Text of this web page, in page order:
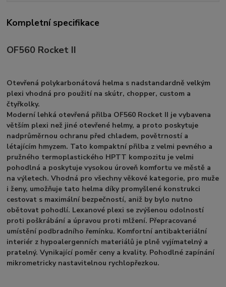
Kompletní specifikace
OF560 Rocket II
Otevřená polykarbonátová helma s nadstandardně velkým
plexi vhodná pro použití na skútr, chopper, custom a
čtyřkolky.
Moderní lehká otevřená přilba OF560 Rocket II je vybavena
větším plexi než jiné otevřené helmy, a proto poskytuje
nadprůměrnou ochranu před chladem, povětrností a
létajícím hmyzem. Tato kompaktní přilba z velmi pevného a
pružného termoplastického HPTT kompozitu je velmi
pohodlná a poskytuje vysokou úroveň komfortu ve městě a
na výletech. Vhodná pro všechny věkové kategorie, pro muže
i ženy, umožňuje tato helma díky promyšlené konstrukci
cestovat s maximální bezpečností, aniž by bylo nutno
obětovat pohodlí. Lexanové plexi se zvýšenou odolností
proti poškrábání a úpravou proti mlžení. Přepracované
umístění podbradního řemínku. Komfortní antibakteriální
interiér z hypoalergenních materiálů je plně vyjímatelný a
pratelný. Vynikající poměr ceny a kvality. Pohodlné zapínání
mikrometricky nastavitelnou rychlopřezkou.